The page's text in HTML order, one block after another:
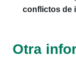
conflictos de
Otra